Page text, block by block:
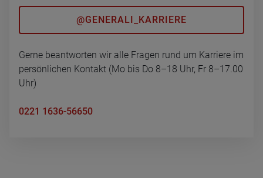
@GENERALI_KARRIERE
Gerne beantworten wir alle Fragen rund um Karriere im
persönlichen Kontakt (Mo bis Do 8–18 Uhr, Fr 8–17.00
Uhr)
0221 1636-56650